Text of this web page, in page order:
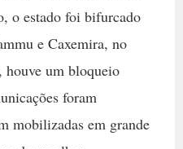
o estado foi bifurcado
e Caxemira, no
houve um bloqueio
foram
mobilizadas em grande